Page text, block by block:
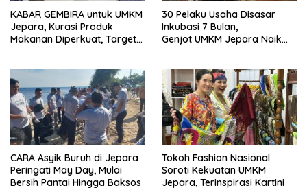
KABAR GEMBIRA untuk UMKM
Jepara, Kurasi Produk
Makanan Diperkuat, Target
30 Pelaku Usaha Disasar
Inkubasi 7 Bulan,
Genjot UMKM Jepara Naik
CARA Asyik Buruh di Jepara
Peringati May Day, Mulai
Bersih Pantai Hingga Baksos
Tokoh Fashion Nasional
Soroti Kekuatan UMKM
Jepara, Terinspirasi Kartini